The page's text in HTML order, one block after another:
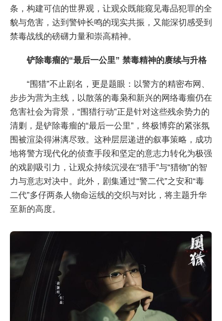
条，构建可信的世界观，让观众既能窥见毒品犯罪的全
貌与危害，达到警钟长鸣的现实共振，又能深切感受到
禁毒战线的磅礴力量和崇高精神。
铲除毒瘤的“最后一公里” 禁毒精神的赓续与升格
“围猎”不止剧名，更是题眼：以警方的精密布网、
步步为营为主线，以散落的毒枭和新兴的网络毒瘤仍在
危害社会为背景，“围猎行动”正是针对这些残余势力的
清剿，是铲除毒瘤的“最后一公里”，终极博弈的紧张氛
围被渲染得淋漓尽致。这种层层递进的叙事策略，成功
地将警方现代化的侦查手段和坚定的意志力转化为极强
的戏剧吸引力，让观众持续沉浸在“猎手”与“猎物”的智
力与意志对决中。此外，剧集通过“警二代”之安和“毒
二代”多仔两条人物命运线的交织与对比，将主题升华
至新的高度。